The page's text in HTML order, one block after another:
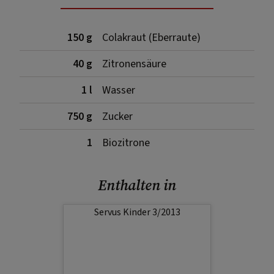
150 g
Colakraut (Eberraute)
40 g
Zitronensäure
1 l
Wasser
750 g
Zucker
1
Biozitrone
Enthalten in
Servus Kinder 3/2013